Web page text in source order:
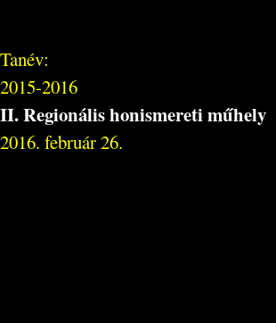
Tanév:
2015-2016
II. Regionális honismereti műhely
2016. február 26.